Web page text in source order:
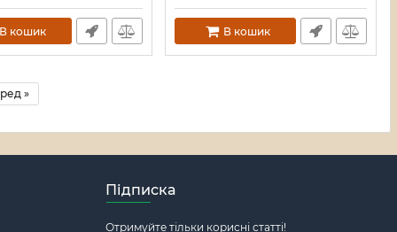
В кошик
Артикул:26295
В кошик
»
Підписка
Отримуйте тільки корисні статті!